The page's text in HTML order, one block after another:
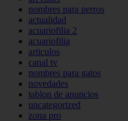
nombres para perros
actualidad
acuariofilia 2
acuariofilia
articulos
canal tv
nombres para gatos
novedades
tablon de anuncios
uncategorized
zona pro